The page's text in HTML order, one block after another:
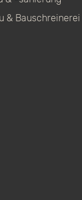
& Bauschreinerei